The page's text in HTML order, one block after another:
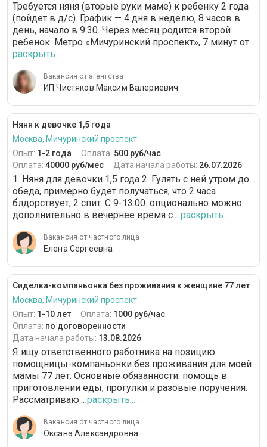
Требуется няня (вторые руки маме) к ребенку 2 года
(пойдет в д/с). График — 4 дня в неделю, 8 часов в
день, начало в 9:30. Через месяц родится второй
ребенок. Метро «Мичуринский проспект», 7 минут от...
раскрыть...
Вакансия от агентства
ИП Чистяков Максим Валериевич
Няня к девочке 1,5 года
Москва, Мичуринский проспект
Опыт: 1-2 года Оплата: 500 руб/час
Оплата: 40000 руб/мес Дата начала работы: 26.07.2026
1. Няня для девочки 1,5 года 2. Гулять с ней утром до
обеда, примерно будет получаться, что 2 часа
блдорствует, 2 спит. С 9-13:00. опционально можно
дополнительно в вечернее время с... раскрыть...
Вакансия от частного лица
Елена Сергеевна
Сиделка-компаньонка без проживания к женщине 77 лет
Москва, Мичуринский проспект
Опыт: 1-10 лет Оплата: 1000 руб/час
Оплата: по договоренности
Дата начала работы: 13.08.2026
Я ищу ответственного работника на позицию
помощницы-компаньонки без проживания для моей
мамы 77 лет. Основные обязанности: помощь в
приготовлении еды, прогулки и разовые поручения.
Рассматриваю... раскрыть...
Вакансия от частного лица
Оксана Александровна